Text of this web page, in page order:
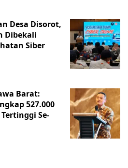
Desa Disorot,
Dibekali
Siber
Barat:
527.000
Se-